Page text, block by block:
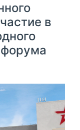
в
форума